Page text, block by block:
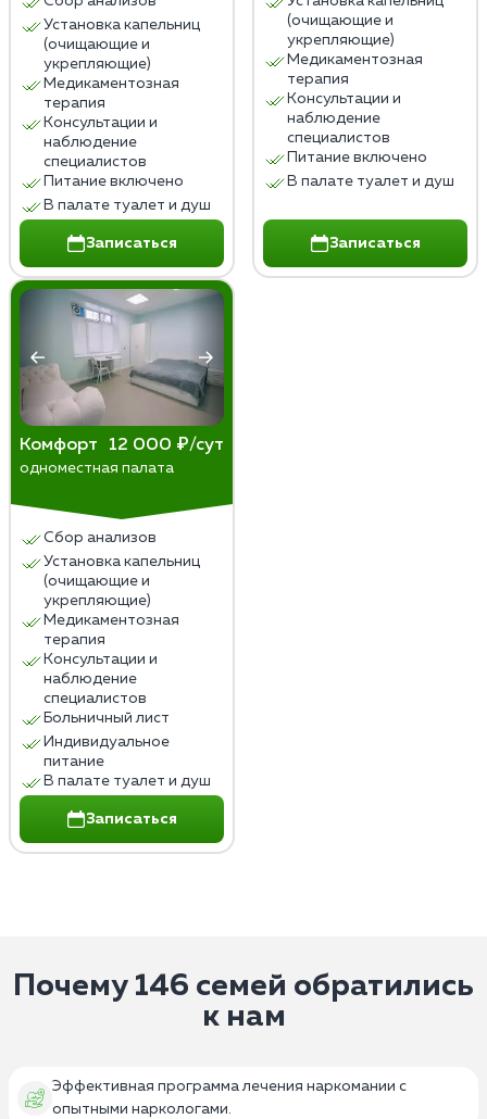
Установка капельниц
(очищающие и
укрепляющие)
Медикаментозная
терапия
Консультации и
наблюдение
специалистов
Питание включено
В палате туалет и душ
Записаться
(очищающие и
укрепляющие)
Медикаментозная
терапия
Консультации и
наблюдение
специалистов
Питание включено
В палате туалет и душ
Записаться
Комфорт 12 000 ₽/сут
одноместная палата
Сбор анализов
Установка капельниц
(очищающие и
укрепляющие)
Медикаментозная
терапия
Консультации и
наблюдение
специалистов
Больничный лист
Индивидуальное
питание
В палате туалет и душ
Записаться
Почему 146 семей обратились
к нам
Эффективная программа лечения наркомании с
опытными наркологами.